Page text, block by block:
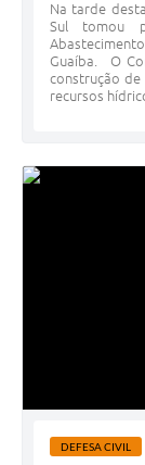
Na tarde
Sul tomou
Guaíba. O
construção de
recursos
DEFESA CIVIL